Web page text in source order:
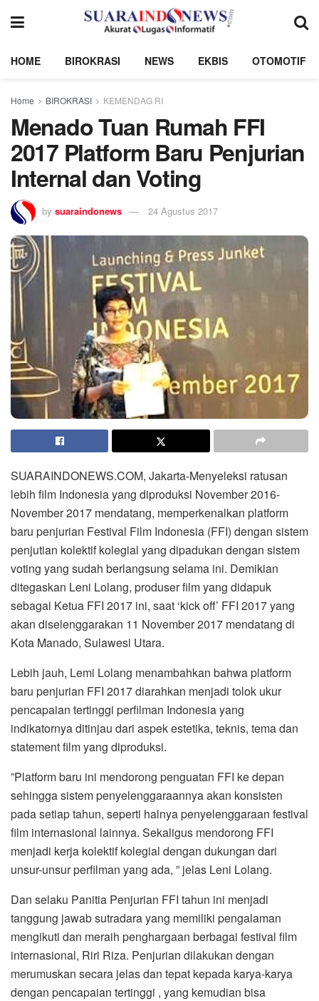
HOME BIROKRASI NEWS EKBIS OTOMOTIF
Home BIROKRASI KEMENDAG RI
Menado Tuan Rumah FFI
2017 Platform Baru Penjurian
Internal dan Voting
by suaraindonews 24 Agustus 2017
SUARAINDONEWS.COM, Jakarta-Menyeleksi ratusan
lebih film Indonesia yang diproduksi November 2016-
November 2017 mendatang, memperkenalkan platform
baru penjurian Festival Film Indonesia (FFI) dengan sistem
penjutian kolektif kolegial yang dipadukan dengan sistem
voting yang sudah berlangsung selama ini. Demikian
ditegaskan Leni Lolang, produser film yang didapuk
sebagai Ketua FFI 2017 ini, saat ‘kick off’ FFI 2017 yang
akan diselenggarakan 11 November 2017 mendatang di
Kota Manado, Sulawesi Utara.
Lebih jauh, Lemi Lolang menambahkan bahwa platform
baru penjurian FFI 2017 diarahkan menjadi tolok ukur
pencapaian tertinggi perfilman Indonesia yang
indikatornya ditinjau dari aspek estetika, teknis, tema dan
statement film yang diproduksi.
”Platform baru ini mendorong penguatan FFI ke depan
sehingga sistem penyelenggaraannya akan konsisten
pada setiap tahun, seperti halnya penyelenggaraan festival
film internasional lainnya. Sekaligus mendorong FFI
menjadi kerja kolektif kolegial dengan dukungan dari
unsur-unsur perfilman yang ada, ” jelas Leni Lolang.
Dan selaku Panitia Penjurian FFI tahun ini menjadi
tanggung jawab sutradara yang memiliki pengalaman
mengikuti dan meraih penghargaan berbagai festival film
internasional, Riri Riza. Penjurian dilakukan dengan
merumuskan secara jelas dan tepat kepada karya-karya
dengan pencapaian tertinggi , yang kemudian bisa